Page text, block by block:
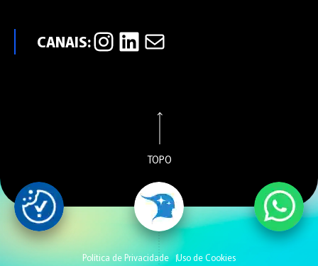
InstagramLinkedIn E-mail
TOPO
Política de Privacidade Uso de Cookies